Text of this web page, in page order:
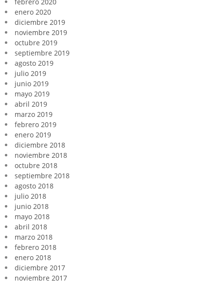
enero 2020
diciembre 2019
noviembre 2019
octubre 2019
septiembre 2019
agosto 2019
julio 2019
junio 2019
mayo 2019
abril 2019
marzo 2019
febrero 2019
enero 2019
diciembre 2018
noviembre 2018
octubre 2018
septiembre 2018
agosto 2018
julio 2018
junio 2018
mayo 2018
abril 2018
marzo 2018
febrero 2018
enero 2018
diciembre 2017
noviembre 2017